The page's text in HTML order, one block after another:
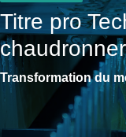
Titre pro
Transformation du